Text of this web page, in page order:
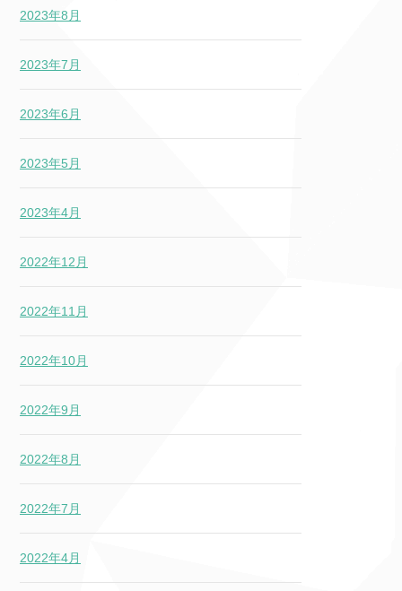
2023年8月
2023年7月
2023年6月
2023年5月
2023年4月
2022年12月
2022年11月
2022年10月
2022年9月
2022年8月
2022年7月
2022年4月